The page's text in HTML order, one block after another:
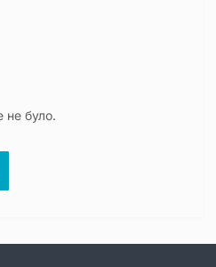
не було.